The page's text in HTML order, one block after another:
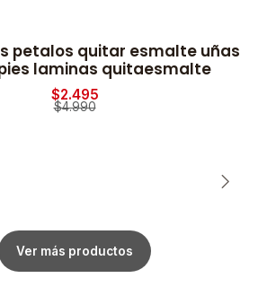
petalos quitar esmalte uñas
laminas quitaesmalte
$2.495
$4.990
Ver más productos